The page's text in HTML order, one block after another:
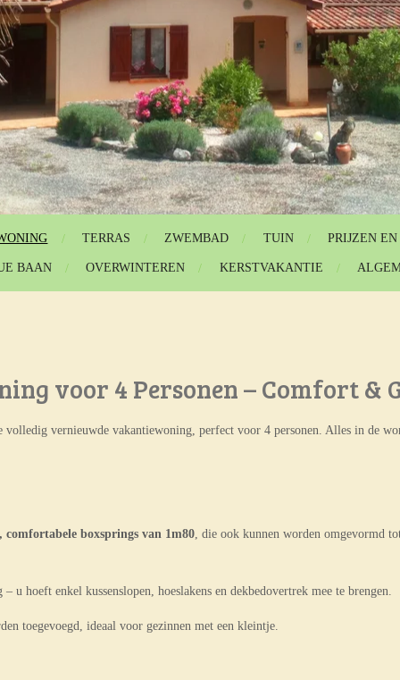
TERRAS ZWEMBAD TUIN PRIJZEN
BAAN OVERWINTEREN KERSTVAKANTIE
voor 4 Personen – Comfort &
vernieuwde vakantiewoning, perfect voor 4 personen. Alles in de
comfortabele boxsprings van 1m80 , die ook kunnen worden omgevormd
u hoeft enkel kussenslopen, hoeslakens en dekbedovertrek mee te brengen.
toegevoegd, ideaal voor gezinnen met een kleintje.